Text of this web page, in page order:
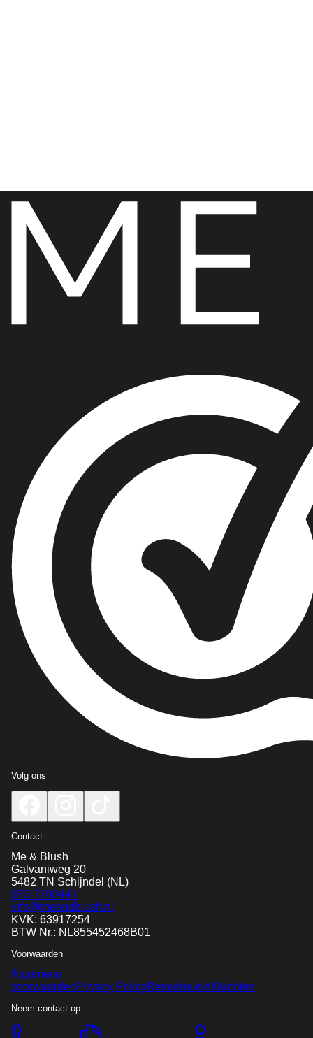
Volg ons
Contact
Me & Blush
Galvaniweg 20
5482 TN Schijndel (NL)
073-7200441
info@meandblush.nl
KVK: 63917254
BTW Nr.: NL855452468B01
Voorwaarden
Algemene
voorwaardenPrivacy PolicyRetourbeleid Klachten
Neem contact op